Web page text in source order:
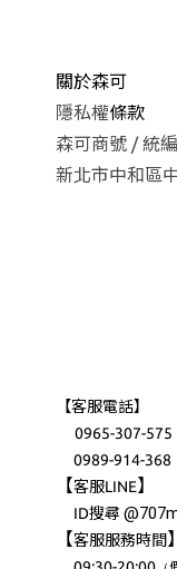
關於森可
隱私權條款
森可商號 / 統
新北市中和區
【客服電話】
0965-307-575
0989-914-368
【客服LINE】
ID搜尋
【客服服務時間 】